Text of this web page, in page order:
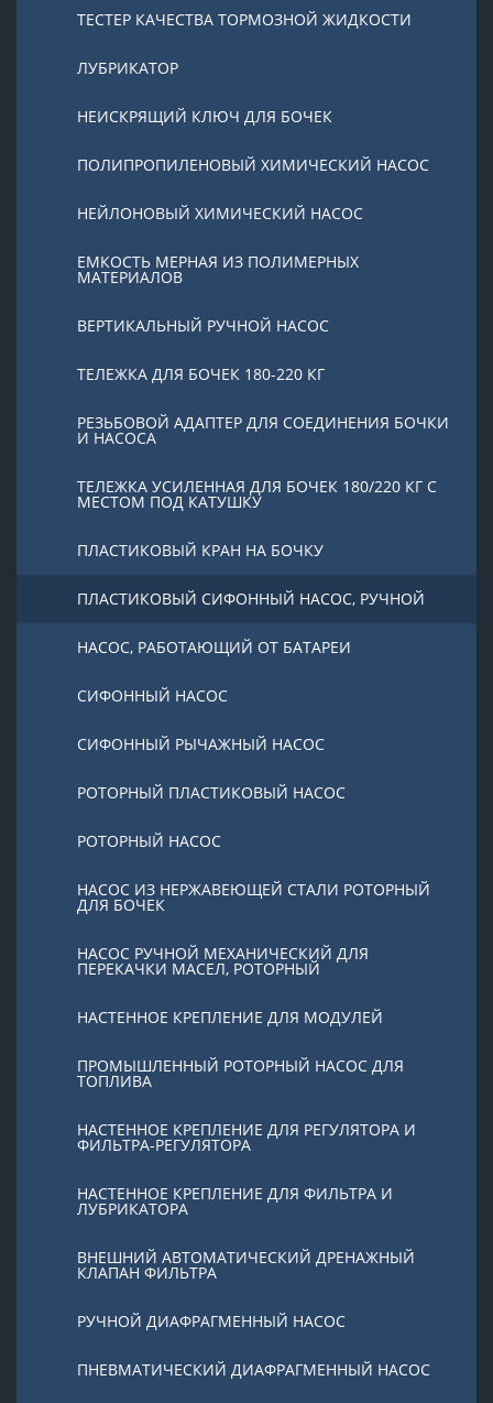
ТЕСТЕР КАЧЕСТВА ТОРМОЗНОЙ ЖИДКОСТИ
ЛУБРИКАТОР
НЕИСКРЯЩИЙ КЛЮЧ ДЛЯ БОЧЕК
ПОЛИПРОПИЛЕНОВЫЙ ХИМИЧЕСКИЙ НАСОС
НЕЙЛОНОВЫЙ ХИМИЧЕСКИЙ НАСОС
ЕМКОСТЬ МЕРНАЯ ИЗ ПОЛИМЕРНЫХ
МАТЕРИАЛОВ
ВЕРТИКАЛЬНЫЙ РУЧНОЙ НАСОС
ТЕЛЕЖКА ДЛЯ БОЧЕК 180-220 КГ
РЕЗЬБОВОЙ АДАПТЕР ДЛЯ СОЕДИНЕНИЯ БОЧКИ
И НАСОСА
ТЕЛЕЖКА УСИЛЕННАЯ ДЛЯ БОЧЕК 180/220 КГ С
МЕСТОМ ПОД КАТУШКУ
ПЛАСТИКОВЫЙ КРАН НА БОЧКУ
ПЛАСТИКОВЫЙ СИФОННЫЙ НАСОС, РУЧНОЙ
НАСОС, РАБОТАЮЩИЙ ОТ БАТАРЕИ
СИФОННЫЙ НАСОС
СИФОННЫЙ РЫЧАЖНЫЙ НАСОС
РОТОРНЫЙ ПЛАСТИКОВЫЙ НАСОС
РОТОРНЫЙ НАСОС
НАСОС ИЗ НЕРЖАВЕЮЩЕЙ СТАЛИ РОТОРНЫЙ
ДЛЯ БОЧЕК
НАСОС РУЧНОЙ МЕХАНИЧЕСКИЙ ДЛЯ
ПЕРЕКАЧКИ МАСЕЛ, РОТОРНЫЙ
НАСТЕННОЕ КРЕПЛЕНИЕ ДЛЯ МОДУЛЕЙ
ПРОМЫШЛЕННЫЙ РОТОРНЫЙ НАСОС ДЛЯ
ТОПЛИВА
НАСТЕННОЕ КРЕПЛЕНИЕ ДЛЯ РЕГУЛЯТОРА И
ФИЛЬТРА-РЕГУЛЯТОРА
НАСТЕННОЕ КРЕПЛЕНИЕ ДЛЯ ФИЛЬТРА И
ЛУБРИКАТОРА
ВНЕШНИЙ АВТОМАТИЧЕСКИЙ ДРЕНАЖНЫЙ
КЛАПАН ФИЛЬТРА
РУЧНОЙ ДИАФРАГМЕННЫЙ НАСОС
ПНЕВМАТИЧЕСКИЙ ДИАФРАГМЕННЫЙ НАСОС